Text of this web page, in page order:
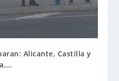
Alicante, Castilla y